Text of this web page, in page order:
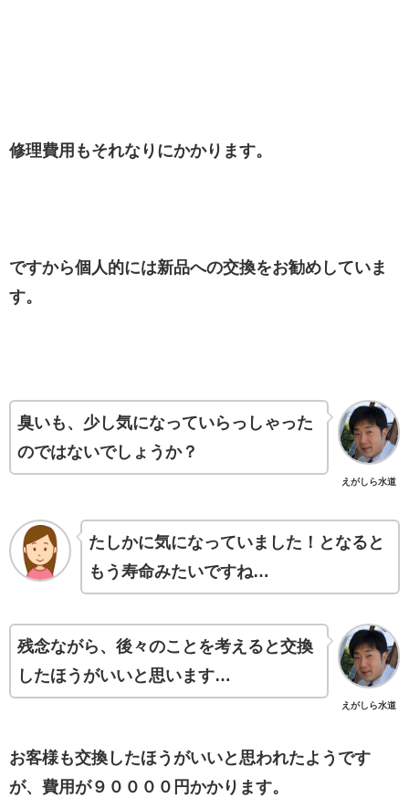
修理費用もそれなりにかかります。
ですから個人的には新品への交換をお勧めしていま
す。
えがしら水道
臭いも、少し気になっていらっしゃった
のではないでしょうか？
たしかに気になっていました！となると
もう寿命みたいですね…
えがしら水道
残念ながら、後々のことを考えると交換
したほうがいいと思います…
お客様も交換したほうがいいと思われたようです
が、費用が９００００円かかります。